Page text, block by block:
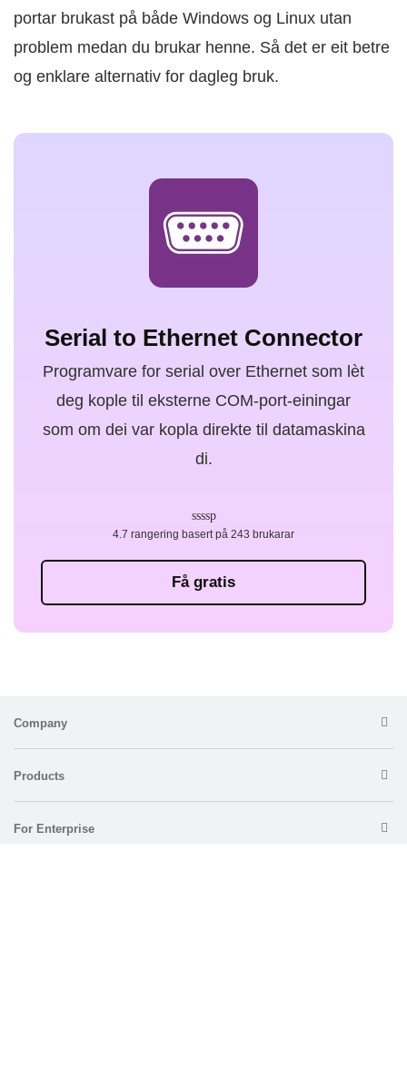
portar brukast på både Windows og Linux utan
problem medan du brukar henne. Så det er eit betre
og enklare alternativ for dagleg bruk.
Serial to Ethernet Connector
Programvare for serial over Ethernet som lèt
deg kople til eksterne COM-port-einingar
som om dei var kopla direkte til datamaskina
di.
Få gratis
4.7 rangering basert på 243 brukarar
Company
Products
For Enterprise